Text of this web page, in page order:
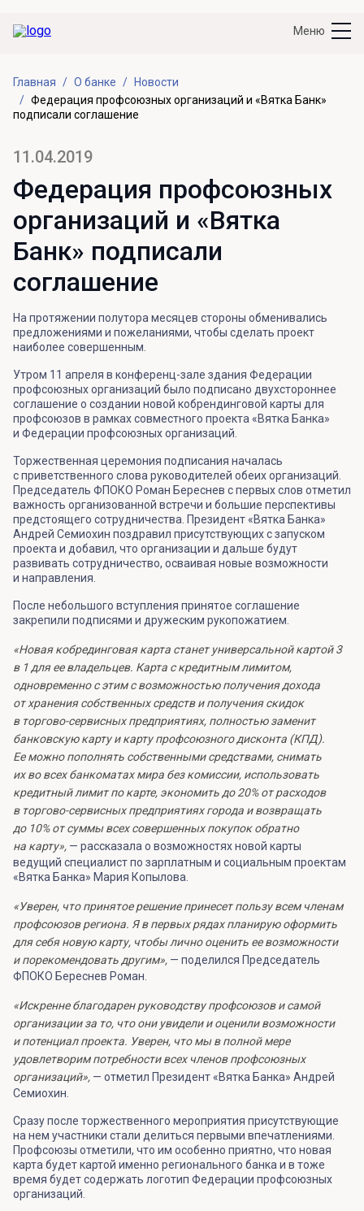
Меню
Главная О банке
Новости
Федерация профсоюзных организаций и «Вятка Банк»
подписали соглашение
11.04.2019
Федерация профсоюзных
организаций и «Вятка
Банк» подписали
соглашение
На протяжении полутора месяцев стороны обменивались
предложениями и пожеланиями, чтобы сделать проект
наиболее совершенным.
Утром 11 апреля в конференц-зале здания Федерации
профсоюзных организаций было подписано двухстороннее
соглашение о создании новой кобрендинговой карты для
профсоюзов в рамках совместного проекта «Вятка Банка»
и Федерации профсоюзных организаций.
Торжественная церемония подписания началась
с приветственного слова руководителей обеих организаций.
Председатель ФПОКО Роман Береснев с первых слов отметил
важность организованной встречи и большие перспективы
предстоящего сотрудничества. Президент «Вятка Банка»
Андрей Семиохин поздравил присутствующих с запуском
проекта и добавил, что организации и дальше будут
развивать сотрудничество, осваивая новые возможности
и направления.
После небольшого вступления принятое соглашение
закрепили подписями и дружеским рукопожатием.
«Новая кобрединговая карта станет универсальной картой 3
в 1 для ее владельцев. Карта с кредитным лимитом,
одновременно с этим с возможностью получения дохода
от хранения собственных средств и получения скидок
в торгово-сервисных предприятиях, полностью заменит
банковскую карту и карту профсоюзного дисконта (КПД).
Ее можно пополнять собственными средствами, снимать
их во всех банкоматах мира без комиссии, использовать
кредитный лимит по карте, экономить до 20% от расходов
в торгово-сервисных предприятиях города и возвращать
до 10% от суммы всех совершенных покупок обратно
на карту», — рассказала о возможностях новой карты
ведущий специалист по зарплатным и социальным проектам
«Вятка Банка» Мария Копылова.
«Уверен, что принятое решение принесет пользу всем членам
профсоюзов региона. Я в первых рядах планирую оформить
для себя новую карту, чтобы лично оценить ее возможности
и порекомендовать другим», — поделился Председатель
ФПОКО Береснев Роман.
«Искренне благодарен руководству профсоюзов и самой
организации за то, что они увидели и оценили возможности
и потенциал проекта. Уверен, что мы в полной мере
удовлетворим потребности всех членов профсоюзных
организаций», — отметил Президент «Вятка Банка» Андрей
Семиохин.
Сразу после торжественного мероприятия присутствующие
на нем участники стали делиться первыми впечатлениями.
Профсоюзы отметили, что им особенно приятно, что новая
карта будет картой именно регионального банка и в тоже
время будет содержать логотип Федерации профсоюзных
организаций.